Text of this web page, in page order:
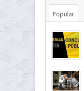
Popular